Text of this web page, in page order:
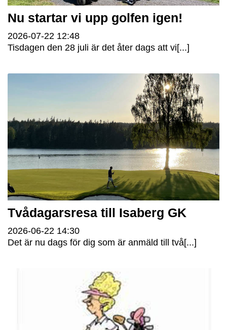
Nu startar vi upp golfen igen!
2026-07-22 12:48
Tisdagen den 28 juli är det åter dags att vi[...]
Tvådagarsresa till Isaberg GK
2026-06-22 14:30
Det är nu dags för dig som är anmäld till två[...]